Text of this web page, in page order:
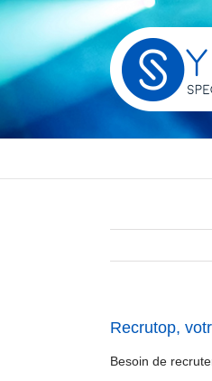
Passer
contenu
Recrutop,
Besoin de